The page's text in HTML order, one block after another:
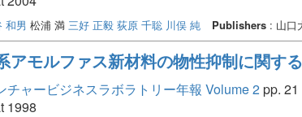
和男 松浦 満 三好 正毅 荻原 千聡 川俣 純 Publishers : 山口
アモルファス新材料の物性抑制に関す
チャービジネスラボラトリー年報 Volume 2pp. 21
1998